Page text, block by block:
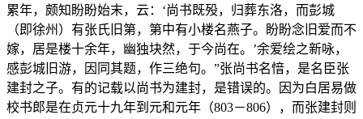
累年，颇知盼盼始末，云：‘尚书既殁，归葬东洛，而彭城
（即徐州）有张氏旧第，第中有小楼名燕子。盼盼念旧爱而不
嫁，居是楼十余年，幽独块然，于今尚在。’余爱绘之新咏，
感彭城旧游，因同其题，作三绝句。”张尚书名愔，是名臣张
建封之子。有的记载以尚书为建封，是错误的。因为白居易做
校书郎是在贞元十九年到元和元年（803－806），而张建封则